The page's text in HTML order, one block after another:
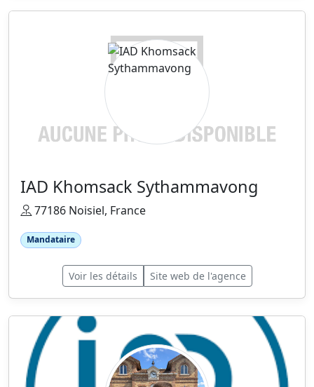
IAD Khomsack Sythammavong
77186 Noisiel, France
Mandataire
Voir les détails Site web de l'agence